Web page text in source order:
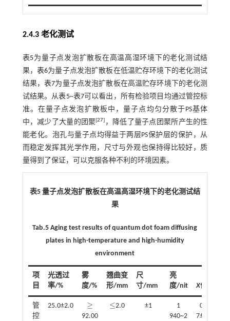
2.4.3 老化测试
表5为量子点发泡扩散板在高温高湿环境下的老化测试结
果， 表6为量子点发泡扩散板在低温贮存环境下的老化测试
结果，表7为量子点发泡扩散板在高温贮存环境下的老化测
试结果。从表5~表7可以看出，所有检验项目均通过管控标
准。在量子点发泡扩散板中，量子点均匀分散于PS基体
中，减少了大量的团聚[27] ，降低了量子点团聚所产生的性
能老化。泡孔与量子点均得益于两层PS保护层的保护，从
而稳定发挥其光学作用，尺寸与外观也保持得比较好，质
量得到了保证，可以克服各种不利的环境因素。
表5 量子点发泡扩散板在高温高湿环境下的老化测试结
果
Tab.5 Aging test results of quantum dot foam diffusing
plates in high-temperature and high-humidity
environment
项
目
光透过
率/%
雾
度/%
翘曲变
形/mm
尺
寸/mm
亮
度/nit
X值
管
控
25.0±2.0 ≥
≥
92.00
≤
≤ 2.0 ±1
1
940~2
0.291
7±0.005